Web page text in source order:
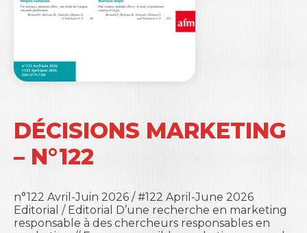
DÉCISIONS MARKETING
– N°122
n°122 Avril-Juin 2026 / #122 April-June 2026
Editorial / Editorial D’une recherche en marketing
responsable à des chercheurs responsables en